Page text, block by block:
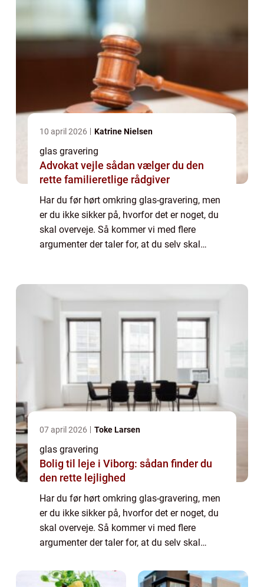
10 april 2026 Katrine Nielsen
glas gravering
Advokat vejle sådan vælger du den
rette familieretlige rådgiver
Har du før hørt omkring glas-gravering, men
er du ikke sikker på, hvorfor det er noget, du
skal overveje. Så kommer vi med flere
argumenter der taler for, at du selv skal
07 april 2026 Toke Larsen
glas gravering
Bolig til leje i Viborg: sådan finder du
den rette lejlighed
Har du før hørt omkring glas-gravering, men
er du ikke sikker på, hvorfor det er noget, du
skal overveje. Så kommer vi med flere
argumenter der taler for, at du selv skal
overvejeglasgravering Det er utroli...